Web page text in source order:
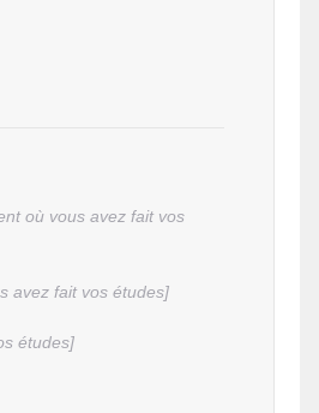
où vous avez fait vos
avez fait vos études]
études]